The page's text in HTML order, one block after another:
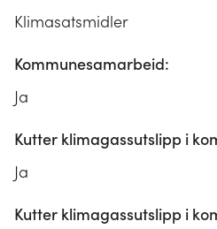
Klimasatsmidler
Kommunesamarbeid:
Ja
Kutter klimagassutslipp i
Ja
Kutter klimagassutslipp i